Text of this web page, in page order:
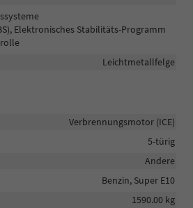
Elektronisches Stabilitäts-Programm
Leichtmetallfelge
Verbrennungsmotor (ICE)
5-türig
Andere
Benzin, Super E10
1590.00 kg